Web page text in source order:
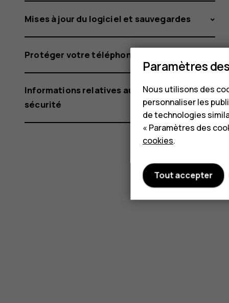
Mises à jour du logiciel et sauvegardes
Protéger votre téléphone
Informations relatives au produit et à la
sécurité
Paramètres
Nous utilisons des
personnaliser les
de technologies
« Paramètres des
cookies.
Tout accepter